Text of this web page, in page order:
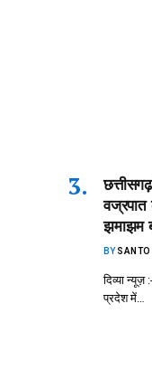
झमाझम
BY
दिव्या
प्रदेश में…